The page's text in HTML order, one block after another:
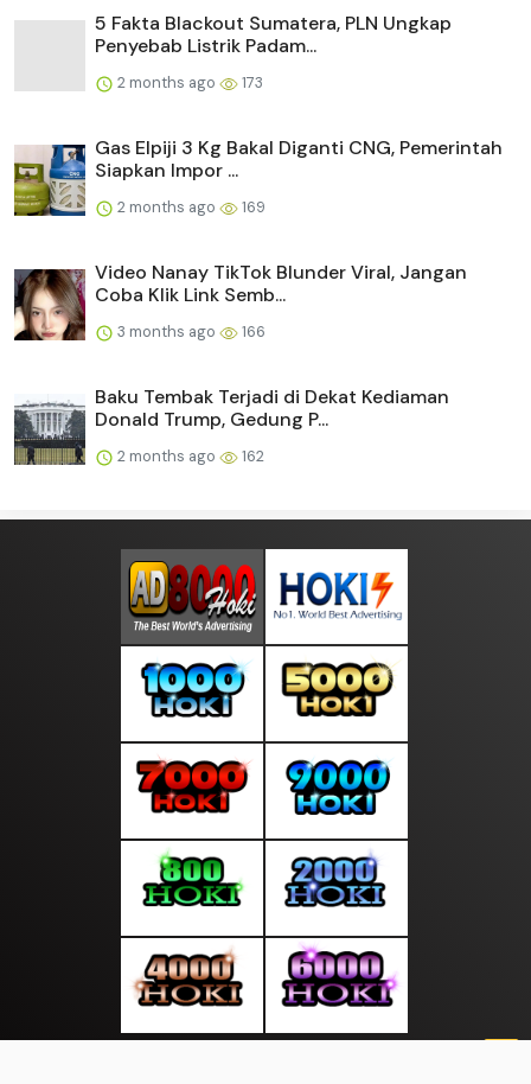
5 Fakta Blackout Sumatera, PLN Ungkap
Penyebab Listrik Padam...
2 months ago 173
Gas Elpiji 3 Kg Bakal Diganti CNG, Pemerintah
Siapkan Impor ...
2 months ago 169
Video Nanay TikTok Blunder Viral, Jangan
Coba Klik Link Semb...
3 months ago 166
Baku Tembak Terjadi di Dekat Kediaman
Donald Trump, Gedung P...
2 months ago 162